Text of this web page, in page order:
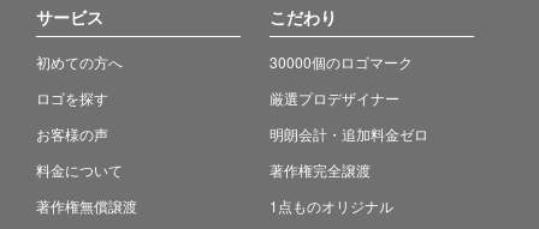
サービス
初めての方へ
ロゴを探す
お客様の声
料金について
著作権無償譲渡
こだわり
30000個のロゴマーク
厳選プロデザイナー
明朗会計・追加料金ゼロ
著作権完全譲渡
1点ものオリジナル